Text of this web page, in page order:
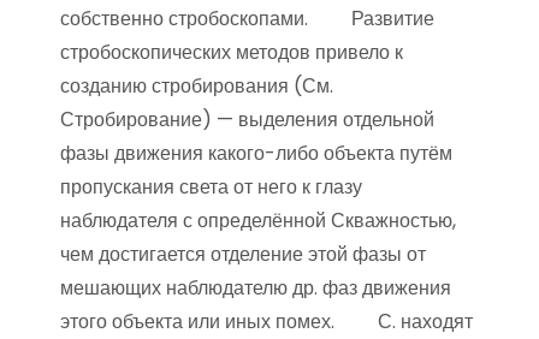
собственно стробоскопами. Развитие
стробоскопических методов привело к
созданию стробирования (См.
Стробирование) — выделения отдельной
фазы движения какого-либо объекта путём
пропускания света от него к глазу
наблюдателя с определённой Скважностью,
чем достигается отделение этой фазы от
мешающих наблюдателю др. фаз движения
этого объекта или иных помех. С. находят